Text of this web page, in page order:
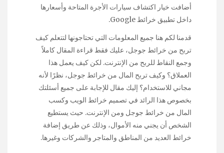
أضافت خيار اكتشاف سيارات الأجرة المتاحة وأسعارها
داخل تطبيق خرائط Google.
قدمنا لكم هنا جميع المعلومات التي تحتاجونها لتتعلم كيف
تربح من خرائط جوجل، عليك فقط قراءة المقال كاملاً
وجمع النقاط للربح من الإنترنت. لكن كيف يعمل هذا
العملاق؟ وكيف تربح المال من خرائط جوجل، نظرًا لأنه
مجاني للاستخدام؟ إليك مقال للإجابة على جميع أسئلتك
بخصوص هذا الرائد في تصميم خرائط الويب وكسب
المال من خرائط جوجل ومن الإنترنت. حيث يستطيع
الشخص أن يجني منه الأموال، وذلك عن طريق إضافة
خرائط العديد من المناطق والمتاجر والشركات وغيرها.